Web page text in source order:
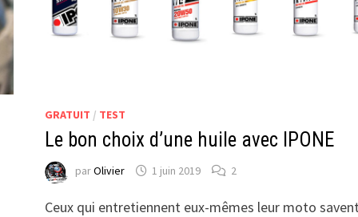
GRATUIT / TEST
Le bon choix d’une huile avec IPONE
parOlivier 1 juin 2019 2
Ceux qui entretiennent eux-mêmes leur moto